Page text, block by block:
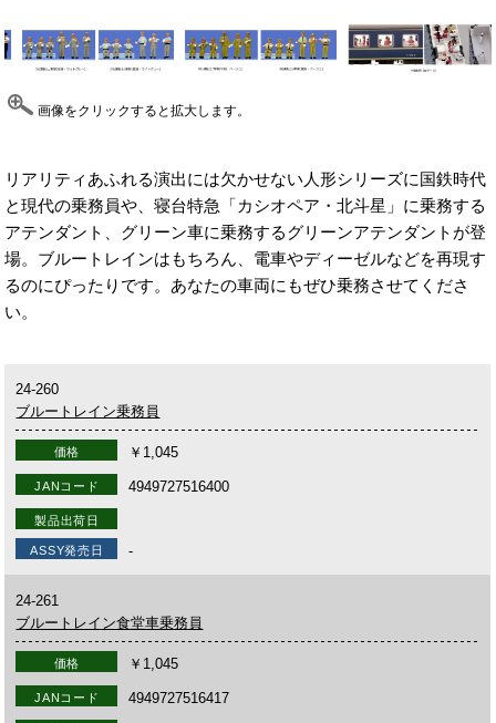
画像をクリックすると拡大します。
リアリティあふれる演出には欠かせない人形シリーズに国鉄時代
と現代の乗務員や、寝台特急「カシオペア・北斗星」に乗務する
アテンダント、グリーン車に乗務するグリーンアテンダントが登
場。ブルートレインはもちろん、電車やディーゼルなどを再現す
るのにぴったりです。あなたの車両にもぜひ乗務させてくださ
い。
24-260
ブルートレイン乗務員
価格 ￥1,045
JANコード 4949727516400
製品出荷日
ASSY発売日 -
24-261
ブルートレイン食堂車乗務員
価格 ￥1,045
JANコード 4949727516417